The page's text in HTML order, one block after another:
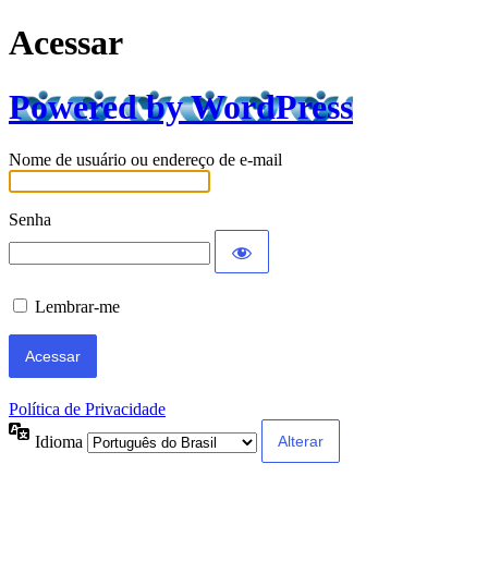
Acessar
Powered by WordPress
Nome de usuário ou endereço de e-mail
Senha
Lembrar-me
Política de Privacidade
Idioma